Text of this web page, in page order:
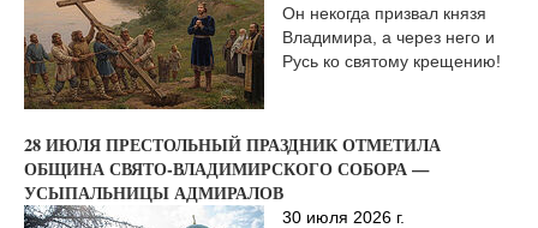
Он некогда призвал князя
Владимира, а через него и
Русь ко святому крещению!
28 ИЮЛЯ ПРЕСТОЛЬНЫЙ ПРАЗДНИК ОТМЕТИЛА
ОБЩИНА СВЯТО-ВЛАДИМИРСКОГО СОБОРА —
УСЫПАЛЬНИЦЫ АДМИРАЛОВ
30 июля 2026 г.